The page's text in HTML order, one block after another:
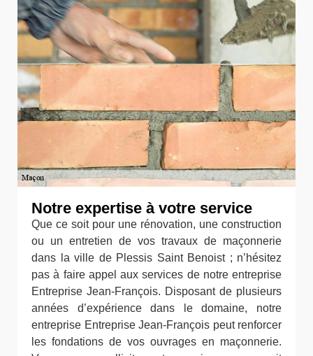
Notre expertise à votre service
Que ce soit pour une rénovation, une construction
ou un entretien de vos travaux de maçonnerie
dans la ville de Plessis Saint Benoist ; n’hésitez
pas à faire appel aux services de notre entreprise
Entreprise Jean-François. Disposant de plusieurs
années d’expérience dans le domaine, notre
entreprise Entreprise Jean-François peut renforcer
les fondations de vos ouvrages en maçonnerie.